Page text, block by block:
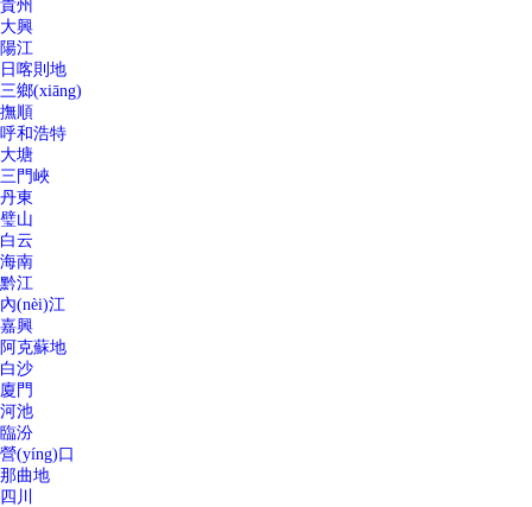
貴州
大興
陽江
日喀則地
三鄉(xiāng)
撫順
呼和浩特
大塘
三門峽
丹東
璧山
白云
海南
黔江
內(nèi)江
嘉興
阿克蘇地
白沙
廈門
河池
臨汾
營(yíng)口
那曲地
四川